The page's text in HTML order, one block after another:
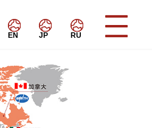
EN JP RU